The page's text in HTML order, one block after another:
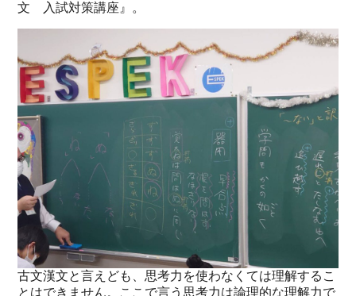
文 入試対策講座』。
古文漢文と言えども、思考力を使わなくては理解するこ
とはできません。ここで言う思考力は論理的な理解力で